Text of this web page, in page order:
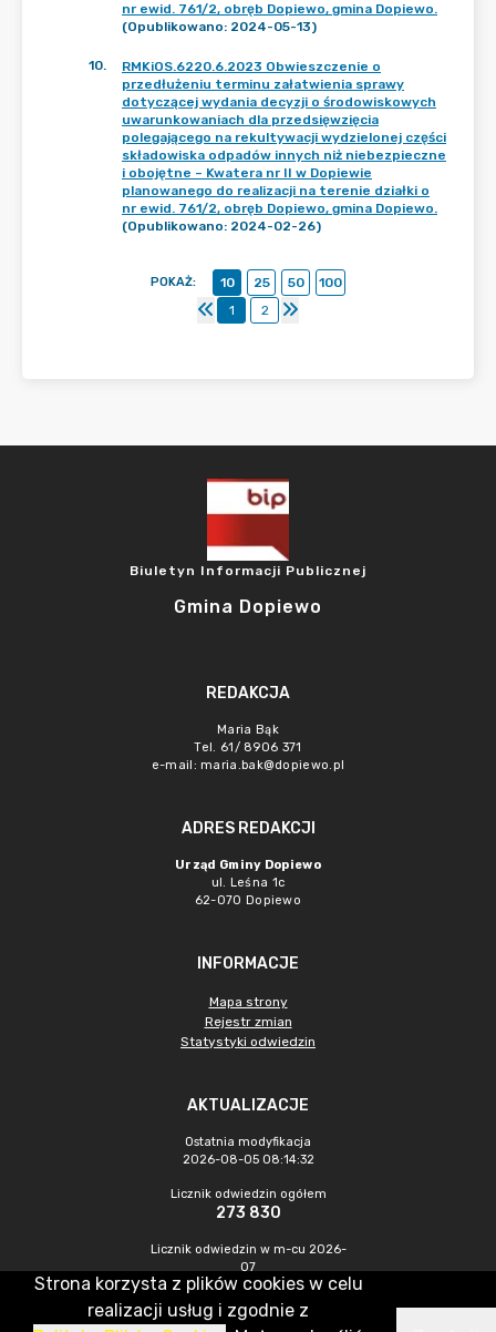
nr ewid. 761/2, obręb Dopiewo, gmina Dopiewo.
(Opublikowano: 2024-05-13)
10.
RMKiOS.6220.6.2023 Obwieszczenie o
przedłużeniu terminu załatwienia sprawy
dotyczącej wydania decyzji o środowiskowych
uwarunkowaniach dla przedsięwzięcia
polegającego na rekultywacji wydzielonej części
składowiska odpadów innych niż niebezpieczne
i obojętne – Kwatera nr II w Dopiewie
planowanego do realizacji na terenie działki o
nr ewid. 761/2, obręb Dopiewo, gmina Dopiewo.
(Opublikowano: 2024-02-26)
POKAŻ: 10 25 50
100
1
2
Biuletyn Informacji Publicznej
Gmina Dopiewo
REDAKCJA
Maria Bąk
Tel. 61/ 8906 371
e-mail: maria.bak@dopiewo.pl
ADRES REDAKCJI
Urząd Gminy Dopiewo
ul. Leśna 1c
62-070 Dopiewo
INFORMACJE
Mapa strony
Rejestr zmian
Statystyki odwiedzin
AKTUALIZACJE
Ostatnia modyfikacja
2026-08-05 08:14:32
Licznik odwiedzin ogółem
273 830
Licznik odwiedzin w m-cu 2026-
07
619
Strona korzysta z plików cookies w celu
realizacji usług i zgodnie z